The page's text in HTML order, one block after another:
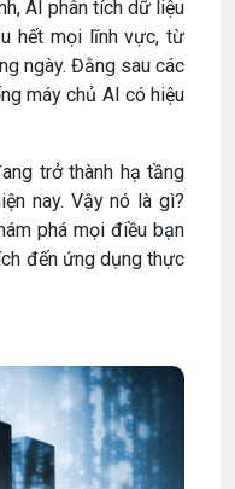
AI phân tích dữ liệu
hết mọi lĩnh vực, từ
ngày. Đằng sau các
máy chủ AI có hiệu
trở thành hạ tầng
nay. Vậy nó là gì?
phá mọi điều bạn
đến ứng dụng thực